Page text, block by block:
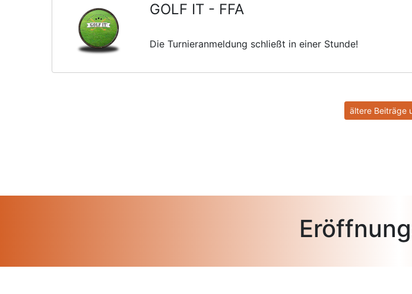
GOLF IT - FFA
Die Turnieranmeldung schließt in einer Stunde!
ältere Beiträge